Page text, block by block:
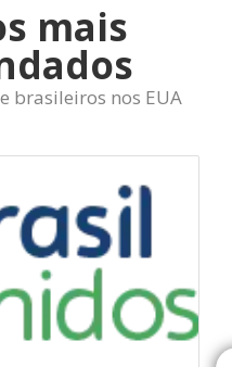
mais
brasileiros nos EUA